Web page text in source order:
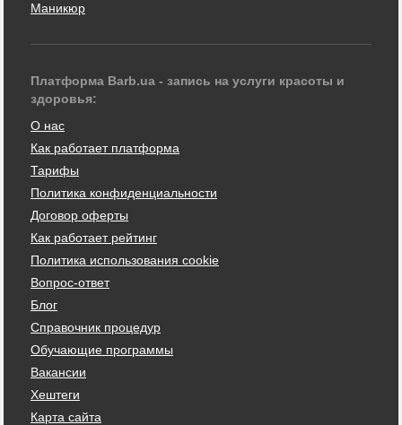
Маникюр
Платформа Barb.ua - запись на услуги красоты и
здоровья:
О нас
Как работает платформа
Тарифы
Политика конфиденциальности
Договор оферты
Как работает рейтинг
Политика использования cookie
Вопрос-ответ
Блог
Справочник процедур
Обучающие программы
Вакансии
Хештеги
Карта сайта